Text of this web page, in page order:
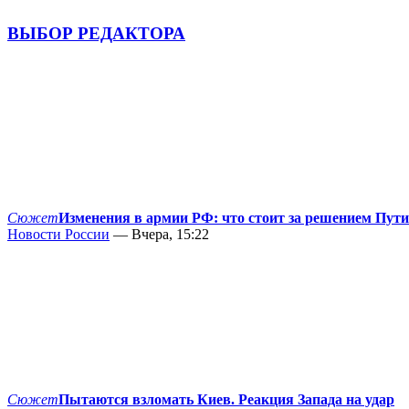
ВЫБОР РЕДАКТОРА
СюжетИзменения в армии РФ: что стоит за решением
Новости России — Вчера, 15:22
СюжетПытаются взломать Киев. Реакция Запада на удар